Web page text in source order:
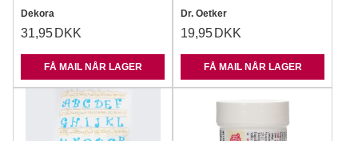
Dekora
31,95 DKK
FÅ MAIL NÅR LAGER
Dr. Oetker
19,95 DKK
FÅ MAIL NÅR LAGER